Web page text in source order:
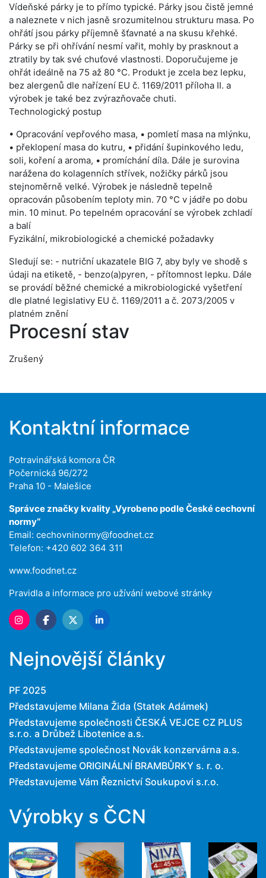
Vídeňské párky je to přímo typické. Párky jsou čistě jemné
a naleznete v nich jasně srozumitelnou strukturu masa. Po
ohřátí jsou párky příjemně šťavnaté a na skusu křehké.
Párky se při ohřívání nesmí vařit, mohly by prasknout a
ztratily by tak své chuťové vlastnosti. Doporučujeme je
ohřát ideálně na 75 až 80 °C. Produkt je zcela bez lepku,
bez alergenů dle nařízení EU č. 1169/2011 příloha II. a
výrobek je také bez zvýrazňovače chuti.
Technologický postup
• Opracování vepřového masa, • pomletí masa na mlýnku,
• překlopení masa do kutru, • přidání šupinkového ledu,
soli, koření a aroma, • promíchání díla. Dále je surovina
narážena do kolagenních střívek, nožičky párků jsou
stejnoměrně velké. Výrobek je následně tepelně
opracován působením teploty min. 70 °C v jádře po dobu
min. 10 minut. Po tepelném opracování se výrobek zchladí
a balí
Fyzikální, mikrobiologické a chemické požadavky
Sledují se: - nutriční ukazatele BIG 7, aby byly ve shodě s
údaji na etiketě, - benzo(a)pyren, - přítomnost lepku. Dále
se provádí běžné chemické a mikrobiologické vyšetření
dle platné legislativy EU č. 1169/2011 a č. 2073/2005 v
platném znění
Procesní stav
Zrušený
Kontaktní informace
Potravinářská komora ČR
Počernická 96/272
Praha 10 - Malešice
Správce značky kvality „Vyrobeno podle České cechovní
normy“
Email: cechovninormy@foodnet.cz
Telefon: +420 602 364 311
www.foodnet.cz
Pravidla a informace pro užívání webové stránky
Nejnovější články
PF 2025
Představujeme Milana Žida (Statek Adámek)
Představujeme společnosti ČESKÁ VEJCE CZ PLUS
s.r.o. a Drůbež Libotenice a.s.
Představujeme společnost Novák konzervárna a.s.
Představujeme ORIGINÁLNÍ BRAMBŮRKY s. r. o.
Představujeme Vám Řeznictví Soukupovi s.r.o.
Výrobky s ČCN